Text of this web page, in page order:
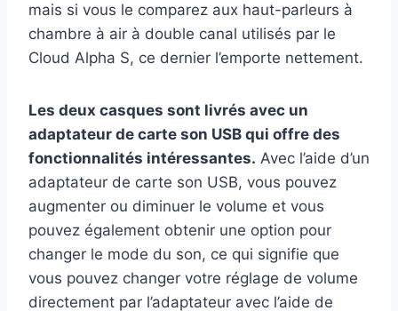
mais si vous le comparez aux haut-parleurs à
chambre à air à double canal utilisés par le
Cloud Alpha S, ce dernier l’emporte nettement.
Les deux casques sont livrés avec un
adaptateur de carte son USB qui offre des
fonctionnalités intéressantes. Avec l’aide d’un
adaptateur de carte son USB, vous pouvez
augmenter ou diminuer le volume et vous
pouvez également obtenir une option pour
changer le mode du son, ce qui signifie que
vous pouvez changer votre réglage de volume
directement par l’adaptateur avec l’aide de